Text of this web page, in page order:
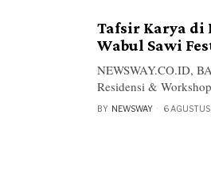
Tafsir Karya di
Wabul Sawi
NEWSWAY.CO.ID,
Residensi &
BY NEWSWAY 6